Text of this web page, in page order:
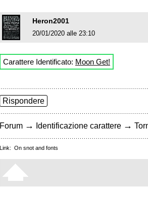
Heron2001
20/01/2020 alle 23:10
Carattere Identificato: Moon Get!
Rispondere
Forum → Identificazione carattere →
Link: On snot and fonts